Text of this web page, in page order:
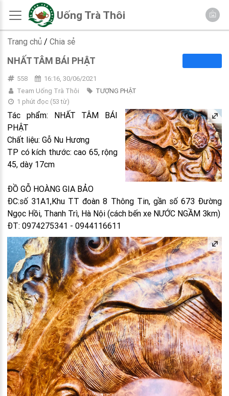
Uống Trà Thôi
Trang chủ / Chia sẻ
NHẤT TÂM BÁI PHẬT
558
16:16, 30/06/2021
Team Uống Trà Thôi
TƯỢNG PHẬT
1 phút đọc(53từ)
Tác phẩm: NHẤT TÂM BÁI
PHẬT
Chất liệu: Gỗ Nu Hương
TP có kích thước: cao 65, rộng
45, dày 17cm
ĐỒ GỖ HOÀNG GIA BẢO
ĐC:số 31A1,Khu TT đoàn 8 Thông Tin, gần số 673 Đường
Ngọc Hồi, Thanh Trì, Hà Nội (cách bến xe NƯỚC NGẦM 3km)
ĐT: 0974275341 - 0944116611